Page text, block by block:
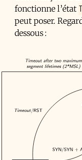
fonctionne l’état
peut poser.
dessous :